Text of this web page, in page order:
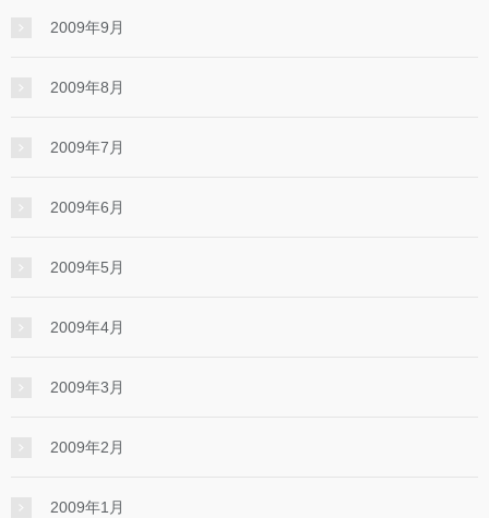
2009年9月
2009年8月
2009年7月
2009年6月
2009年5月
2009年4月
2009年3月
2009年2月
2009年1月